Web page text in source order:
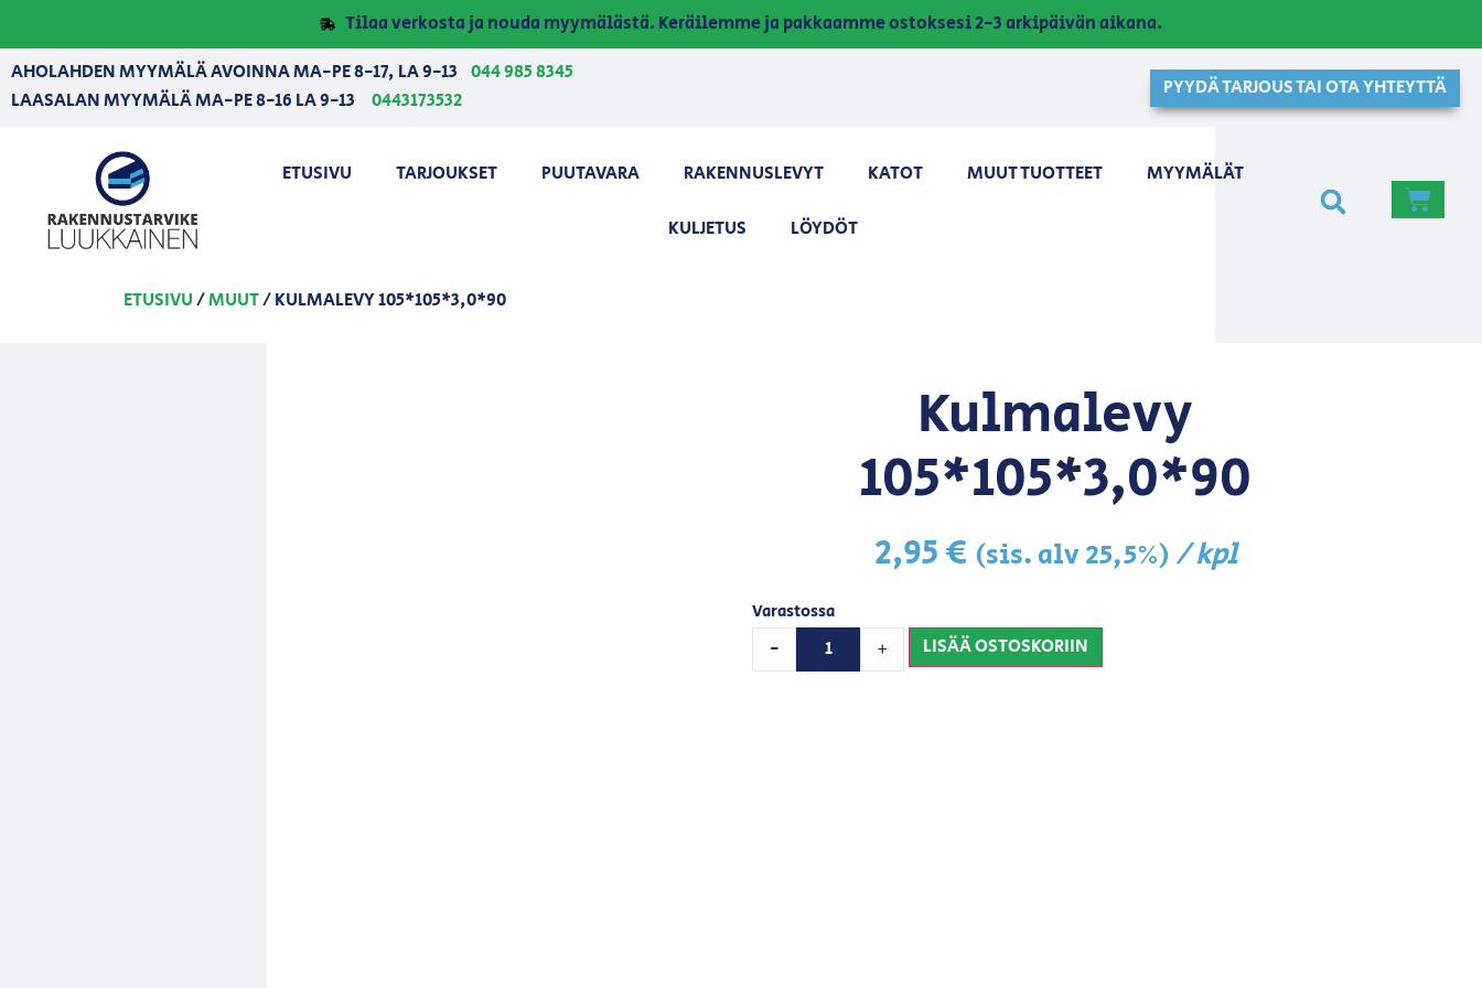
Tilaa verkosta ja nouda myymälästä. Keräilemme ja pakkaamme ostoksesi 2-3 arkipäivän aikana.
AHOLAHDEN MYYMÄLÄ AVOINNA MA-PE 8-17, LA 9-13 044 985 8345
LAASALAN MYYMÄLÄ MA-PE 8-16 LA 9-13
0443173532
PYYDÄ TARJOUS TAI OTA YHTEYTTÄ
ETUSIVU TARJOUKSET PUUTAVARA RAKENNUSLEVYT KATOT MUUT TUOTTEET MYYMÄLÄT
KULJETUS LÖYDÖT
ETUSIVU/MUUT/ KULMALEVY 105*105*3,0*90
Kulmalevy
105*105*3,0*90
2,95€ (sis. alv 25,5%)/ kpl
Varastossa
- + LISÄÄ OSTOSKORIIN